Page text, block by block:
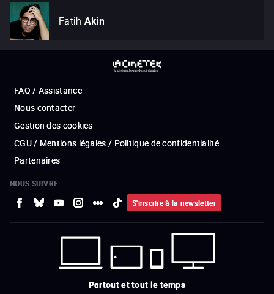
Fatih Akin
FAQ / Assistance
Nous contacter
Gestion des cookies
CGU / Mentions légales / Politique de confidentialité
Partenaires
NOUS SUIVRE
S'inscrire à la newsletter
Partout et tout le temps